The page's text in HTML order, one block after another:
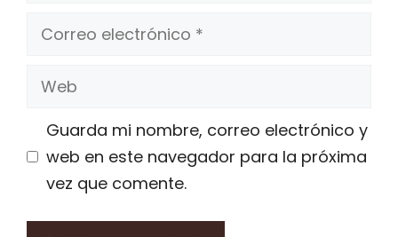
Correo
Web
Guarda mi nombre, correo electrónico y
web en este navegador para la próxima
vez que comente.